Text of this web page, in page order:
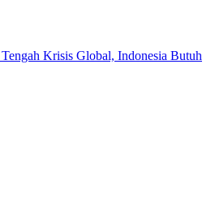
Krisis Global, Indonesia Butuh